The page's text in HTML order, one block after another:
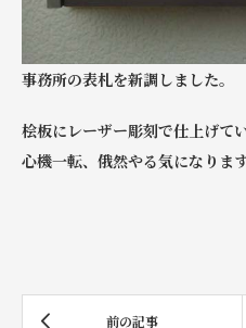
事務所の表札を新調しました。
桧板にレーザー彫刻で仕上げてい
心機一転、俄然やる気になり